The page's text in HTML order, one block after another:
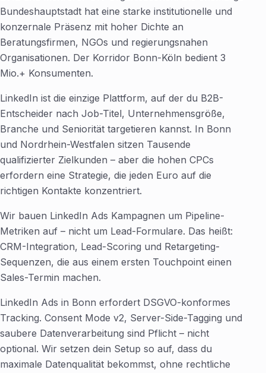
Bundeshauptstadt hat eine starke institutionelle und
konzernale Präsenz mit hoher Dichte an
Beratungsfirmen, NGOs und regierungsnahen
Organisationen. Der Korridor Bonn-Köln bedient 3
Mio.+ Konsumenten.
LinkedIn ist die einzige Plattform, auf der du B2B-
Entscheider nach Job-Titel, Unternehmensgröße,
Branche und Seniorität targetieren kannst. In Bonn
und Nordrhein-Westfalen sitzen Tausende
qualifizierter Zielkunden – aber die hohen CPCs
erfordern eine Strategie, die jeden Euro auf die
richtigen Kontakte konzentriert.
Wir bauen LinkedIn Ads Kampagnen um Pipeline-
Metriken auf – nicht um Lead-Formulare. Das heißt:
CRM-Integration, Lead-Scoring und Retargeting-
Sequenzen, die aus einem ersten Touchpoint einen
Sales-Termin machen.
LinkedIn Ads in Bonn erfordert DSGVO-konformes
Tracking. Consent Mode v2, Server-Side-Tagging und
saubere Datenverarbeitung sind Pflicht – nicht
optional. Wir setzen dein Setup so auf, dass du
maximale Datenqualität bekommst, ohne rechtliche